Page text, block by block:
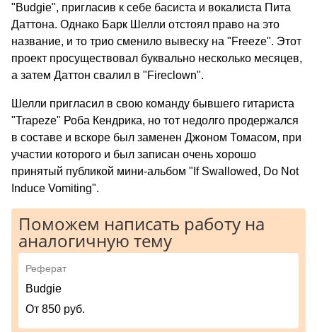
"Budgie", пригласив к себе басиста и вокалиста Пита
Даттона. Однако Барк Шелли отстоял право на это
название, и то трио сменило вывеску на "Freeze". Этот
проект просуществовал буквально несколько месяцев,
а затем Даттон свалил в "Fireclown".
Шелли пригласил в свою команду бывшего гитариста
"Trapeze" Роба Кендрика, но тот недолго продержался
в составе и вскоре был заменен Джоном Томасом, при
участии которого и был записан очень хорошо
принятый публикой мини-альбом "If Swallowed, Do Not
Induce Vomiting".
Поможем написать работу на
аналогичную тему
Реферат
Budgie
От 850 руб.